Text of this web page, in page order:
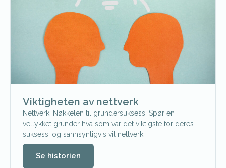
Viktigheten av nettverk
Nettverk: Nøkkelen til gründersuksess. Spør en
vellykket gründer hva som var det viktigste for deres
suksess, og sannsynligvis vil nettverk…
Se historien